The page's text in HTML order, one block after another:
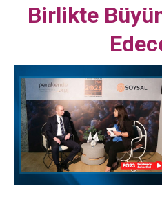
Birlikte